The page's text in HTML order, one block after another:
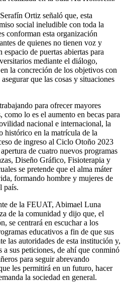
Ortiz señaló que, esta
social ineludible con toda la
conforman esta organización
de quienes no tienen voz y
de puertas abiertas para
mediante el diálogo,
la concreción de los objetivos con
que las cosas y situaciones
para ofrecer mayores
como lo es el aumento en becas para
nacional e internacional, la
histórico en la matrícula de la
de ingreso al Ciclo Otoño 2023
de cuatro nuevos programas
Diseño Gráfico, Fisioterapia y
se pretende que el alma máter
formando hombre y mujeres de
país.
de la FEUAT, Abimael Luna
de la comunidad y dijo que, el
se centrará en escuchar a los
educativos a fin de que sus
las autoridades de esta institución y,
a sus peticiones, de ahí que conminó
para seguir abrevando
les permitirá en un futuro, hacer
la sociedad en general.